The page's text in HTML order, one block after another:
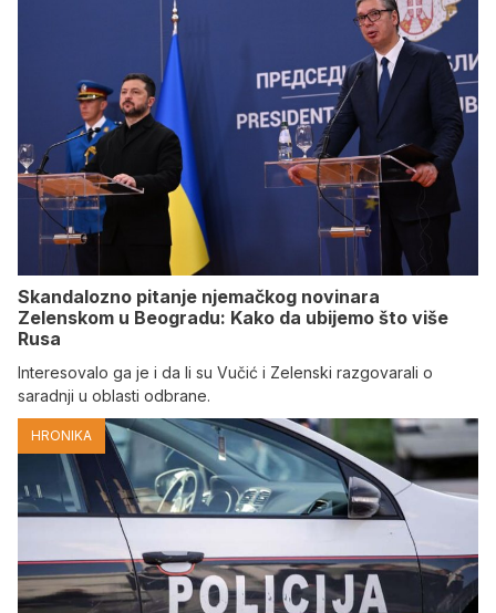
Skandalozno pitanje njemačkog novinara
Zelenskom u Beogradu: Kako da ubijemo što više
Rusa
Interesovalo ga je i da li su Vučić i Zelenski razgovarali o
saradnji u oblasti odbrane.
HRONIKA